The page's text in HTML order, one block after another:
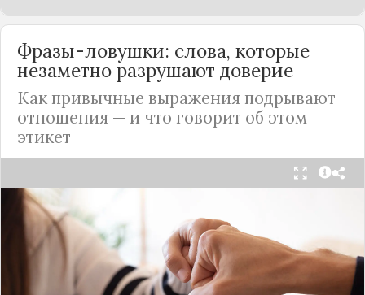
Фразы-ловушки: слова, которые
незаметно разрушают доверие
Как привычные выражения подрывают
отношения — и что говорит об этом
этикет
Мы часто думаем, что доверие рушится из-за
серьёзных предательств. Но на самом деле оно
трещит по швам гораздо раньше — в момент,
когда в разговоре звучит невинная на первый
взгляд фраза. Подробнее об этом рассказывает
«Этикет и психология общения» на Дзене.